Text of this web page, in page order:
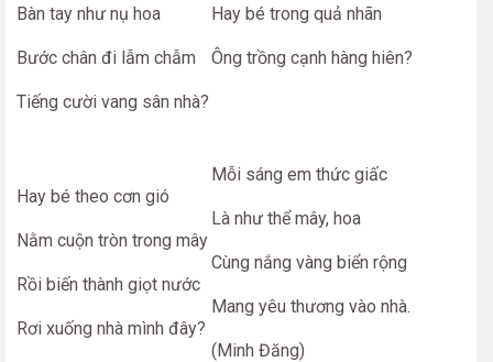
Bàn tay như nụ hoa
Bước chân đi lẫm chẫm
Tiếng cười vang sân nhà?
Hay bé trong quả nhãn
Ông trồng cạnh hàng hiên?
Hay bé theo cơn gió
Nằm cuộn tròn trong mây
Rồi biến thành giọt nước
Rơi xuống nhà mình đây?
Mỗi sáng em thức giấc
Là như thể mây, hoa
Cùng nắng vàng biển rộng
Mang yêu thương vào nhà.
(Minh Đăng)